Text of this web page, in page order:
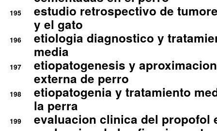
195
estudio retrospectivo de
y el gato
196
etiologia diagnostico y
media
197
etiopatogenesis y
externa de perro
198
etiopatogenia y tratamiento
la perra
199 evaluacion clinica del propofol